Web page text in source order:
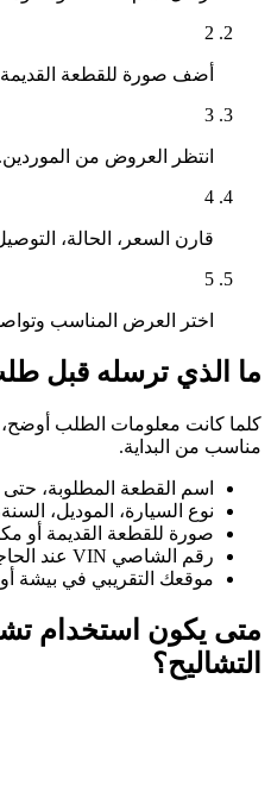
2
أضف صورة للقطعة
3
انتظر العروض من الموردين.
4
قارن السعر، الحالة،
5
اختر العرض المناسب
ما الذي ترسله قبل
كلما كانت معلومات الطلب
مناسب من البداية.
اسم القطعة المطلوبة،
نوع السيارة، الموديل،
صورة للقطعة القديمة أو
رقم الشاصي VIN عند الحاجة لتأكيد التوافق.
موقعك التقريبي في بيشة أو
متى يكون استخدام
التشاليح؟